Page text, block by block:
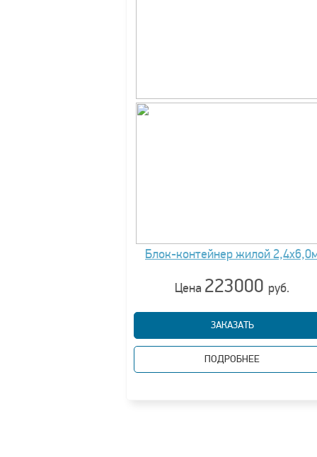
Блок-контейнер жилой
Цена 223000 руб.
ЗАКАЗАТЬ
ПОДРОБНЕЕ